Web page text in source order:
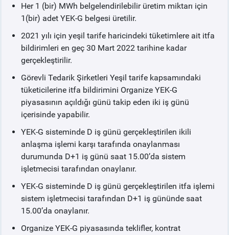
Her 1 (bir) MWh belgelendirilebilir üretim miktarı için
1(bir) adet YEK-G belgesi üretilir.
2021 yılı için yeşil tarife haricindeki tüketimlere ait itfa
bildirimleri en geç 30 Mart 2022 tarihine kadar
gerçekleştirilir.
Görevli Tedarik Şirketleri Yeşil tarife kapsamındaki
tüketicilerine itfa bildirimini Organize YEK-G
piyasasının açıldığı günü takip eden iki iş günü
içerisinde yapabilir.
YEK-G sisteminde D iş günü gerçekleştirilen ikili
anlaşma işlemi karşı tarafında onaylanması
durumunda D+1 iş günü saat 15.00’da sistem
işletmecisi tarafından onaylanır.
YEK-G sisteminde D iş günü gerçekleştirilen itfa işlemi
sistem işletmecisi tarafından D+1 iş gününde saat
15.00’da onaylanır.
Organize YEK-G piyasasında teklifler, kontrat